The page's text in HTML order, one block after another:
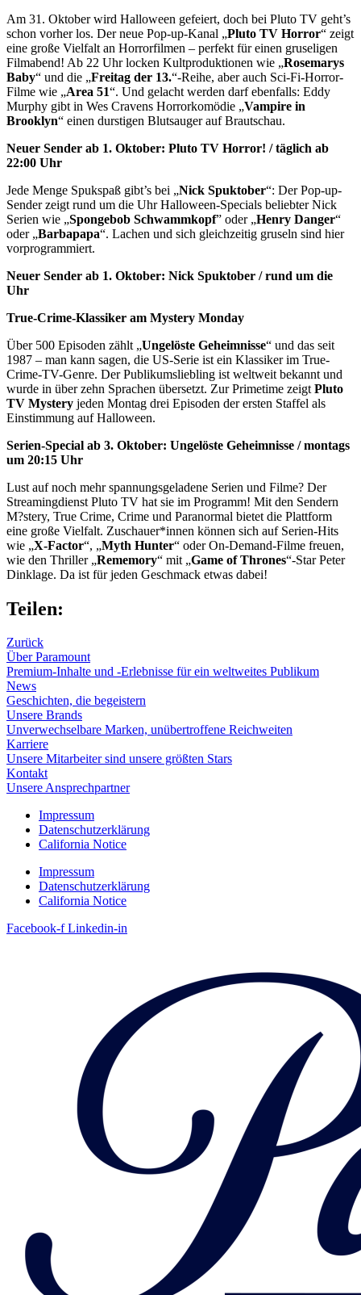
Am 31. Oktober wird Halloween gefeiert, doch bei Pluto TV geht’s
schon vorher los. Der neue Pop-up-Kanal „Pluto TV Horror“ zeigt
eine große Vielfalt an Horrorfilmen – perfekt für einen gruseligen
Filmabend! Ab 22 Uhr locken Kultproduktionen wie „Rosemarys
Baby“ und die „Freitag der 13.“-Reihe, aber auch Sci-Fi-Horror-
Filme wie „Area 51“. Und gelacht werden darf ebenfalls: Eddy
Murphy gibt in Wes Cravens Horrorkomödie „Vampire in
Brooklyn“ einen durstigen Blutsauger auf Brautschau.
Neuer Sender ab 1. Oktober: Pluto TV Horror! / täglich ab
22:00 Uhr
Jede Menge Spukspaß gibt’s bei „Nick Spuktober“: Der Pop-up-
Sender zeigt rund um die Uhr Halloween-Specials beliebter Nick
Serien wie „Spongebob Schwammkopf” oder „Henry Danger“
oder „Barbapapa“. Lachen und sich gleichzeitig gruseln sind hier
vorprogrammiert.
Neuer Sender ab 1. Oktober: Nick Spuktober / rund um die
Uhr
True-Crime-Klassiker am Mystery Monday
Über 500 Episoden zählt „Ungelöste Geheimnisse“ und das seit
1987 – man kann sagen, die US-Serie ist ein Klassiker im True-
Crime-TV-Genre. Der Publikumsliebling ist weltweit bekannt und
wurde in über zehn Sprachen übersetzt. Zur Primetime zeigt Pluto
TV Mystery jeden Montag drei Episoden der ersten Staffel als
Einstimmung auf Halloween.
Serien-Special ab 3. Oktober: Ungelöste Geheimnisse / montags
um 20:15 Uhr
Lust auf noch mehr spannungsgeladene Serien und Filme? Der
Streamingdienst Pluto TV hat sie im Programm! Mit den Sendern
M?stery, True Crime, Crime und Paranormal bietet die Plattform
eine große Vielfalt. Zuschauer*innen können sich auf Serien-Hits
wie „X-Factor“, „Myth Hunter“ oder On-Demand-Filme freuen,
wie den Thriller „Rememory“ mit „Game of Thrones“-Star Peter
Dinklage. Da ist für jeden Geschmack etwas dabei!
Teilen:
Zurück
Über Paramount
Premium-Inhalte und -Erlebnisse für ein weltweites Publikum
News
Geschichten, die begeistern
Unsere Brands
Unverwechselbare Marken, unübertroffene Reichweiten
Karriere
Unsere Mitarbeiter sind unsere größten Stars
Kontakt
Unsere Ansprechpartner
Impressum
Datenschutzerklärung
California Notice
Impressum
Datenschutzerklärung
California Notice
Facebook-f Linkedin-in